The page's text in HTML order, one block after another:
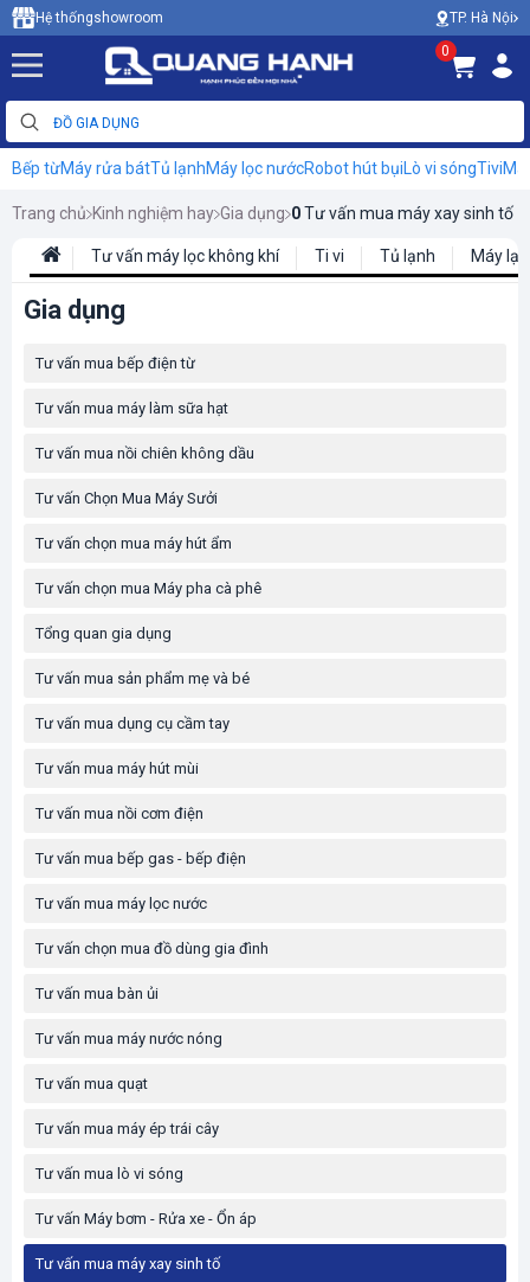
Hệ thốngshowroom TP. Hà Nội
0
Bếp từMáy rửa bátTủ lạnhMáy lọc nướcRobot hút bụiLò vi sóngTivi
Trang chủ Kinh nghiệm hay Gia dụng 0Tư vấn mua máy xay sinh tố
Tư vấn máy lọc không khí Ti vi Tủ lạnh Máy
Gia dụng
Tư vấn mua bếp điện từ
Tư vấn mua máy làm sữa hạt
Tư vấn mua nồi chiên không dầu
Tư vấn Chọn Mua Máy Sưởi
Tư vấn chọn mua máy hút ẩm
Tư vấn chọn mua Máy pha cà phê
Tổng quan gia dụng
Tư vấn mua sản phẩm mẹ và bé
Tư vấn mua dụng cụ cầm tay
Tư vấn mua máy hút mùi
Tư vấn mua nồi cơm điện
Tư vấn mua bếp gas - bếp điện
Tư vấn mua máy lọc nước
Tư vấn chọn mua đồ dùng gia đình
Tư vấn mua bàn ủi
Tư vấn mua máy nước nóng
Tư vấn mua quạt
Tư vấn mua máy ép trái cây
Tư vấn mua lò vi sóng
Tư vấn Máy bơm - Rửa xe - Ổn áp
Tư vấn mua máy xay sinh tố